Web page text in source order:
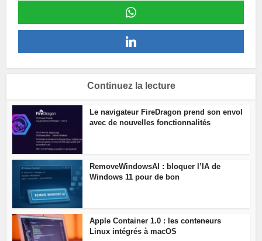
Continuez la lecture
Le navigateur FireDragon prend son envol
avec de nouvelles fonctionnalités
RemoveWindowsAI : bloquer l’IA de
Windows 11 pour de bon
Apple Container 1.0 : les conteneurs
Linux intégrés à macOS